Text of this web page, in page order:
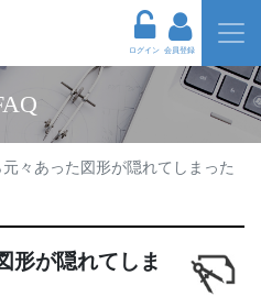
ログイン 会員登録
々あった図形が隠れてしまった
形が隠れてしま